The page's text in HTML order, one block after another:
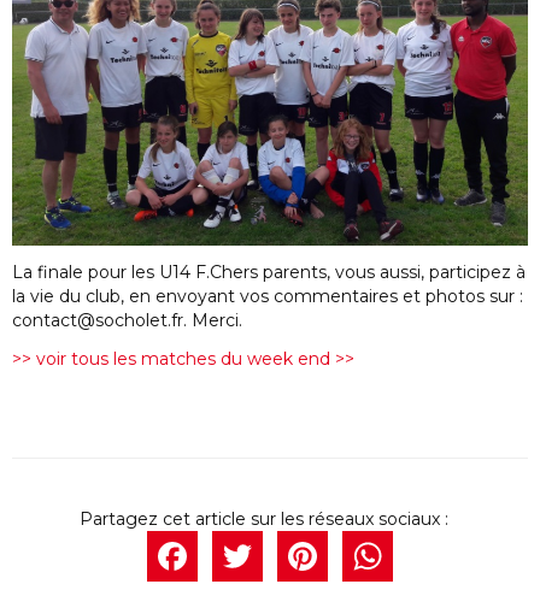
La finale pour les U14 F.Chers parents, vous aussi, participez à
la vie du club, en envoyant vos commentaires et photos sur :
contact@socholet.fr. Merci.
>> voir tous les matches du week end >>
Facebook
Twitter